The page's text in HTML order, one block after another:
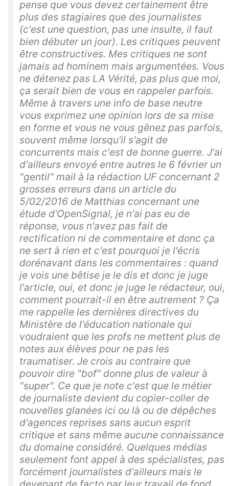
pense que vous devez certainement être
plus des stagiaires que des journalistes
(c'est une question, pas une insulte, il faut
bien débuter un jour). Les critiques peuvent
être constructives. Mes critiques ne sont
jamais ad hominem mais argumentées. Vous
ne détenez pas LA Vérité, pas plus que moi,
ça serait bien de vous en rappeler parfois.
Même à travers une info de base neutre
vous exprimez une opinion lors de sa mise
en forme et vous ne vous gênez pas parfois,
souvent même lorsqu'il s'agit de
concurrents mais c'est de bonne guerre. J'ai
d'ailleurs envoyé entre autres le 6 février un
"gentil" mail à la rédaction UF concernant 2
grosses erreurs dans un article du
5/02/2016 de Matthias concernant une
étude d'OpenSignal, je n'ai pas eu de
réponse, vous n'avez pas fait de
rectification ni de commentaire et donc ça
ne sert à rien et c'est pourquoi je l'écris
dorénavant dans les commentaires : quand
je vois une bêtise je le dis et donc je juge
l'article, oui, et donc je juge le rédacteur, oui,
comment pourrait-il en être autrement ? Ça
me rappelle les dernières directives du
Ministère de l'éducation nationale qui
voudraient que les profs ne mettent plus de
notes aux élèves pour ne pas les
traumatiser. Je crois au contraire que
pouvoir dire "bof" donne plus de valeur à
"super". Ce que je note c'est que le métier
de journaliste devient du copier-coller de
nouvelles glanées ici ou là ou de dépêches
d'agences reprises sans aucun esprit
critique et sans même aucune connaissance
du domaine considéré. Quelques médias
seulement font appel à des spécialistes, pas
forcément journalistes d'ailleurs mais le